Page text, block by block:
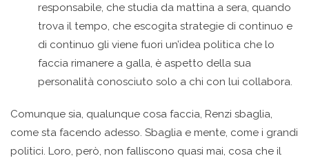
responsabile, che studia da mattina a sera, quando
trova il tempo, che escogita strategie di continuo e
di continuo gli viene fuori un’idea politica che lo
faccia rimanere a galla, è aspetto della sua
personalità conosciuto solo a chi con lui collabora.
Comunque sia, qualunque cosa faccia, Renzi sbaglia,
come sta facendo adesso. Sbaglia e mente, come i grandi
politici. Loro, però, non falliscono quasi mai, cosa che il